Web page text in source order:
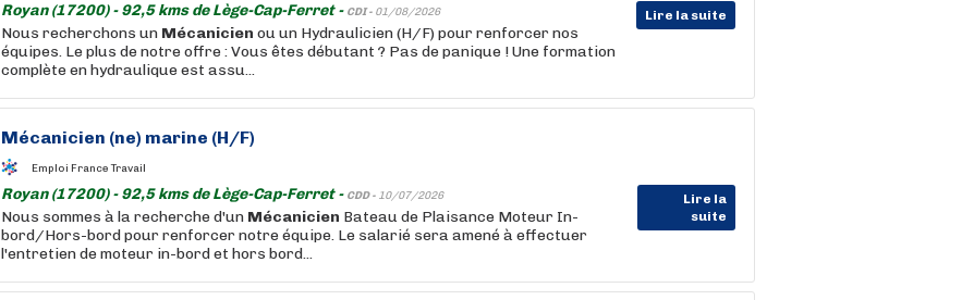
Royan (17200) - 92,5 kms de Lège-Cap-Ferret - CDI - 01/08/2026 Lire la suite
Nous recherchons un Mécanicien ou un Hydraulicien (H/F) pour renforcer nos
équipes. Le plus de notre offre : Vous êtes débutant ? Pas de panique ! Une formation
complète en hydraulique est assu...
Mécanicien (ne) marine (H/F)
Emploi France Travail
Royan (17200) - 92,5 kms de Lège-Cap-Ferret - CDD - 10/07/2026
Lire la
suite
Nous sommes à la recherche d'un Mécanicien Bateau de Plaisance Moteur In-
bord/Hors-bord pour renforcer notre équipe. Le salarié sera amené à effectuer
l'entretien de moteur in-bord et hors bord...